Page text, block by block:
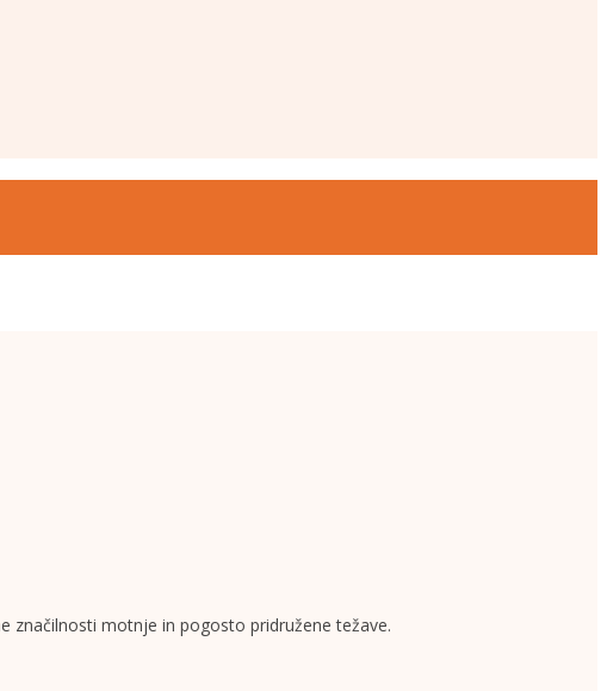
značilnosti motnje in pogosto pridružene težave.